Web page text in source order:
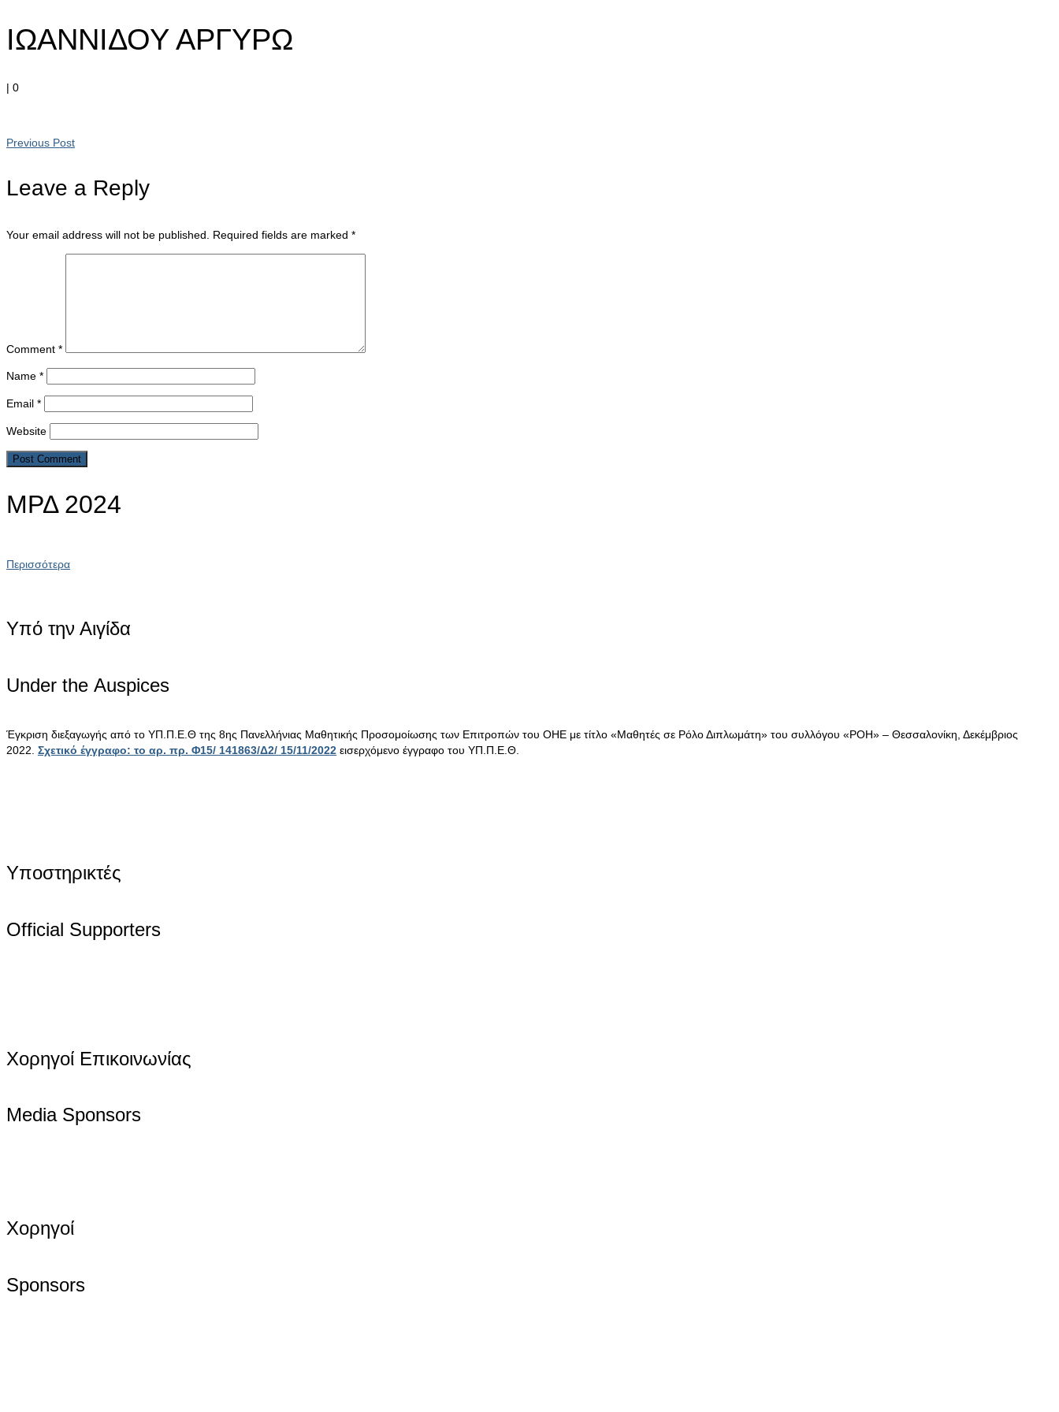
ΙΩΑΝΝΙΔΟΥ ΑΡΓΥΡΩ
| 0
Previous Post
Leave a Reply
Your email address will not be published. Required fields are marked *
Comment *
Name *
Email *
Website
ΜΡΔ 2024
Περισσότερα
Υπό την Αιγίδα
Under the Αuspices
Έγκριση διεξαγωγής από το ΥΠ.Π.Ε.Θ της 8ης Πανελλήνιας Μαθητικής Προσομοίωσης των Επιτροπών του ΟΗΕ με τίτλο «Μαθητές σε Ρόλο Διπλωμάτη» του συλλόγου «ΡΟΗ» – Θεσσαλονίκη, Δεκέμβριος
2022. Σχετικό έγγραφο: το αρ. πρ. Φ15/ 141863/Δ2/ 15/11/2022 εισερχόμενο έγγραφο του ΥΠ.Π.Ε.Θ.
Υποστηρικτές
Official Supporters
Χορηγοί Επικοινωνίας
Media Sponsors
Χορηγοί
Sponsors